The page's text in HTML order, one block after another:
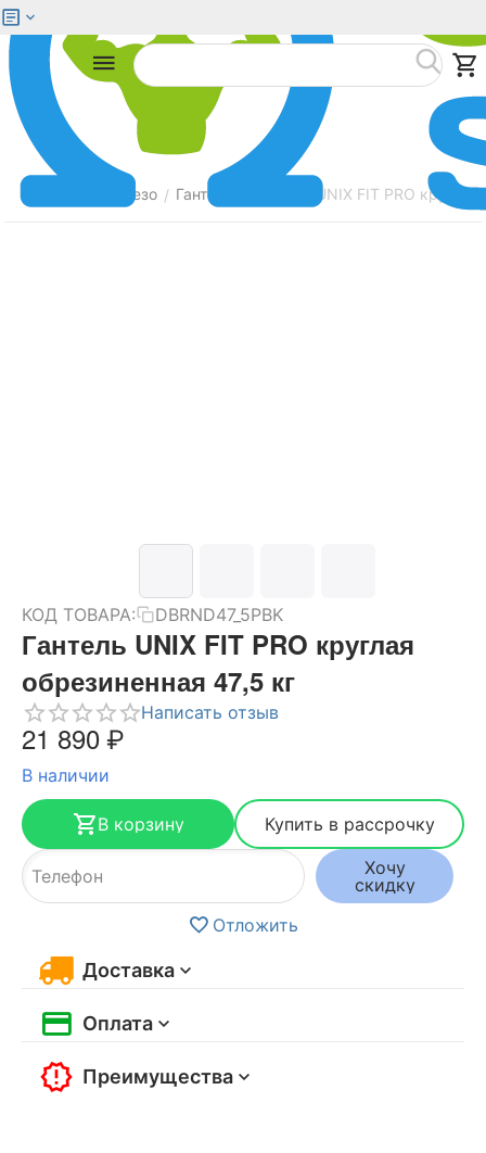
Железо / Гантели Гантель UNIX FIT PRO
КОД ТОВАРА: DBRND47_5PBK
Гантель UNIX FIT PRO круглая
обрезиненная 47,5 кг
Написать отзыв
21 890₽
В наличии
В корзину
Купить в рассрочку
Хочу
скидку
Отложить
Доставка
Оплата
Преимущества
Меню Найти